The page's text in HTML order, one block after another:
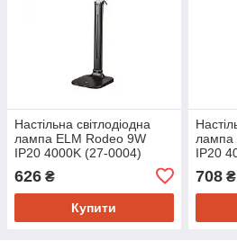
Настільна світлодіодна
лампа ELM Rodeo 9W
IP20 4000K (27-0004)
626 ₴
Купити
лампа
IP20
708₴